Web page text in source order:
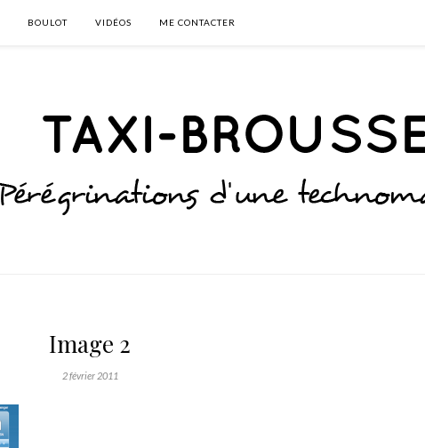
BOULOT VIDÉOS ME CONTACTER
Image 2
2 février 2011